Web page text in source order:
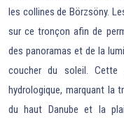
les collines de Börzsöny.
sur ce tronçon afin de
des panoramas et de la
coucher du soleil.
hydrologique, marquant la
du haut Danube et la